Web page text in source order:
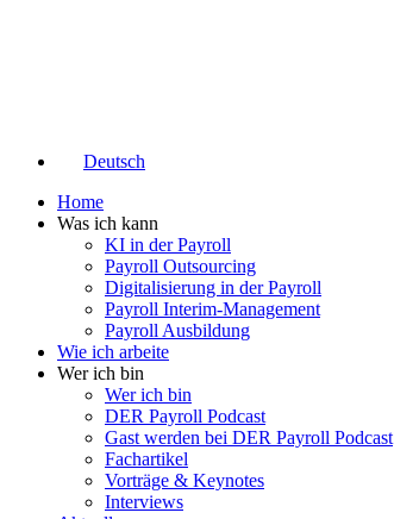
Deutsch
Home
Was ich kann
KI in der Payroll
Payroll Outsourcing
Digitalisierung in der Payroll
Payroll Interim-Management
Payroll Ausbildung
Wie ich arbeite
Wer ich bin
Wer ich bin
DER Payroll Podcast
Gast werden bei DER Payroll Podcast
Fachartikel
Vorträge & Keynotes
Interviews